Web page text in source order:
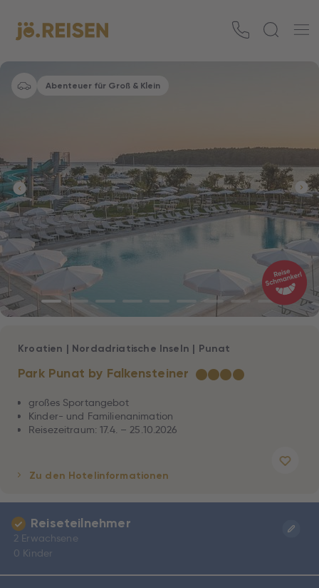
Abenteuer für Groß & Klein
Park Punat by Falkensteiner ★★★★
Kroatien | Nordadriatische Inseln | Punat
großes Sportangebot
Kinder- und Familienanimation
Reisezeitraum: 17.4. – 25.10.2026
Zu den Hotelinformationen
Reiseteilnehmer
2 Erwachsene
0 Kinder